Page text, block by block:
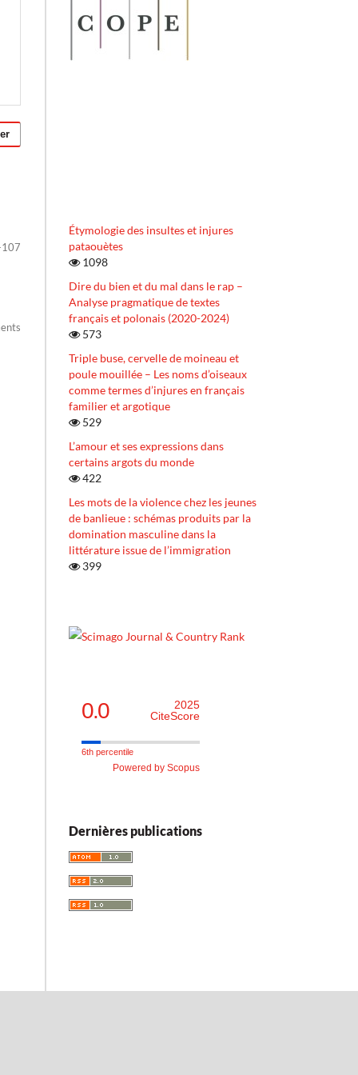
Étymologie des insultes et injures
pataouètes
1098
Dire du bien et du mal dans le rap –
Analyse pragmatique de textes
français et polonais (2020-2024)
573
Triple buse, cervelle de moineau et
poule mouillée – Les noms d’oiseaux
comme termes d’injures en français
familier et argotique
529
L’amour et ses expressions dans
certains argots du monde
422
Les mots de la violence chez les jeunes
de banlieue : schémas produits par la
domination masculine dans la
littérature issue de l’immigration
399
0.0
2025
CiteScore
6th percentile
Powered by Scopus
Dernières publications